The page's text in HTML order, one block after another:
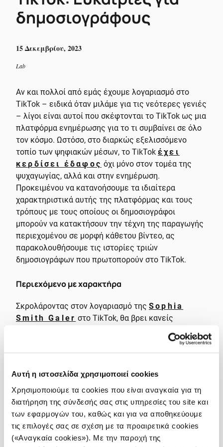
Αυτή η ιστοσελίδα χρησιμοποιεί cookies
Χρησιμοποιούμε τα cookies που είναι αναγκαία για τη
διατήρηση της σύνδεσής σας στις υπηρεσίες του site και
των εφαρμογών του, καθώς και για να αποθηκεύουμε
τις επιλογές σας σε σχέση με τα προαιρετικά cookies
(«Αναγκαία cookies»). Με την παροχή της
δημοσιογράφους
15 Δεκεμβρίου, 2023
Lab
Αν και πολλοί από εμάς έχουμε λογαριασμό στο
TikTok – ειδικά όταν μιλάμε για τις νεότερες γενιές
– λίγοι είναι αυτοί που σκέφτονται το TikTok ως μια
πλατφόρμα ενημέρωσης για το τι συμβαίνει σε όλο
τον κόσμο. Ωστόσο, στο διαρκώς εξελισσόμενο
τοπίο των ψηφιακών μέσων, το TikTok έχει
κερδίσει έδαφος όχι μόνο στον τομέα της
ψυχαγωγίας, αλλά και στην ενημέρωση.
Προκειμένου να κατανοήσουμε τα ιδιαίτερα
χαρακτηριστικά αυτής της πλατφόρμας και τους
τρόπους με τους οποίους οι δημοσιογράφοι
μπορούν να κατακτήσουν την τέχνη της παραγωγής
περιεχομένου σε μορφή κάθετου βίντεο, ας
παρακολουθήσουμε τις ιστορίες τριών
δημοσιογράφων που πρωτοπορούν στο TikTok.
Περιεχόμενο με χαρακτήρα
Σκρολάροντας στον λογαριασμό της Sophia
Smith Galer στο TikTok, θα βρει κανείς
επεξηγηματικά βίντεο που καλύπτουν ένα ευρύ
θεματικό φάσμα: από την εκμάθηση γλωσσών μέχρι
τα σεξουαλικά και αναπαραγωγικά δικαιώματα ή
δημοσιογράφου. Στην κεντρική της ομιλία “
ειδησεογραφικά brands είναι στο
TikTok – αλλά πού είναι οι
δημοσιογράφοι;” η δημοσιογράφος,
συγγραφέας και δημιουργός περιεχομένου στο
TikTok εξήγησε ότι η πλατφόρμα έχει αναδειχθεί